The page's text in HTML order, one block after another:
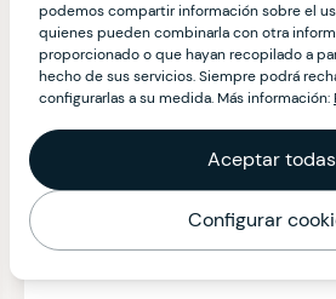
podemos compartir información sobre el
quienes pueden combinarla con otra
proporcionado o que hayan recopilado a
hecho de sus servicios. Siempre podrá
configurarlas a su medida. Más información:
Aceptar todas
Configurar